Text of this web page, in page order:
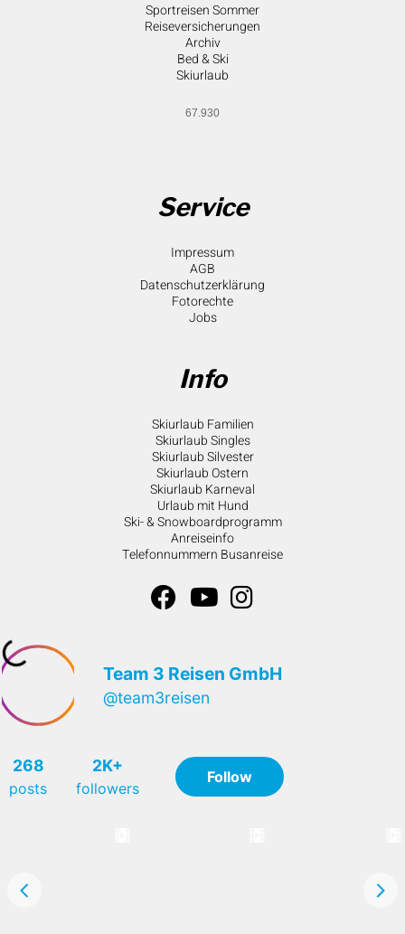
Sportreisen Sommer
Reiseversicherungen
Archiv
Bed & Ski
Skiurlaub
67.930
Service
Impressum
AGB
Datenschutzerklärung
Fotorechte
Jobs
Info
Skiurlaub Familien
Skiurlaub Singles
Skiurlaub Silvester
Skiurlaub Ostern
Skiurlaub Karneval
Urlaub mit Hund
Ski- & Snowboardprogramm
Anreiseinfo
Telefonnummern Busanreise